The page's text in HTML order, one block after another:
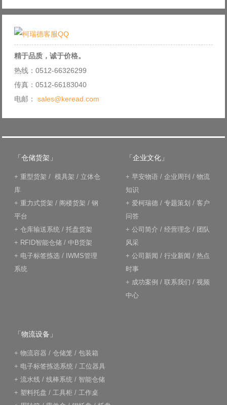
精于品质，诚于价格。
热线：0512-66326299
传真：0512-66183040
电邮： sales@keread.com
「仓储货架」
+ 重型货架 / 模具架 / 立体仓
库
+ 重力式货架 / 阁楼货架 / 钢
平台
+ 仓库输送系统 / 托盘货架
+ RFID智能仓储 / 中B货架
+ 电子标签拣选 / IWMS管理
系统
「企业文化」
+ 早安物语 / 企业周刊 / 物流
知识
+ 爱柯瑞德 / 专题策划 / 客户
问答
+ 公司简介 / 经营理念 / 团队
风采
+ 公司新闻 / 行业新闻 / 热点
时事
+ 成功案例 / 联系我们 / 视频
中心
「物流设备」
+ 物流容器 / 仓储笼 / 包装箱
+ 电子标签拣选系统 / 工位器具
+ 流水线 / 线棒系统 / 智能仓储
+ 塑料托盘 / 工具柜 / 工作桌